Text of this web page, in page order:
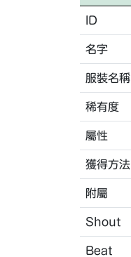
ID
名字
服裝名稱
稀有度
屬性
獲得方法
附屬
Shout
Beat